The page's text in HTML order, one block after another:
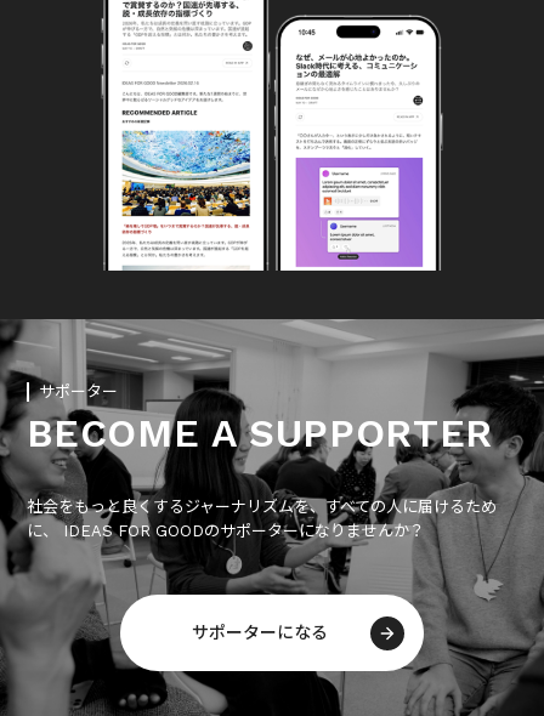
サポーター
BECOME A SUPPORTER
社会をもっと良くするジャーナリズムを、すべての人に届けるため
に、 IDEAS FOR GOODのサポーターになりませんか？
サポーターになる